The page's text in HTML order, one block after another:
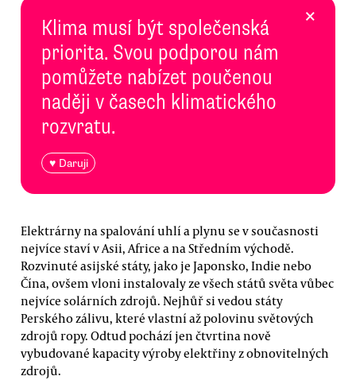
Klima musí být společenská
priorita. Svou podporou nám
pomůžete nabízet poučenou
naději v časech klimatického
rozvratu.
♥ Daruji
×
Elektrárny na spalování uhlí a plynu se v současnosti
nejvíce staví v Asii, Africe a na Středním východě.
Rozvinuté asijské státy, jako je Japonsko, Indie nebo
Čína, ovšem vloni instalovaly ze všech států světa vůbec
nejvíce solárních zdrojů. Nejhůř si vedou státy
Perského zálivu, které vlastní až polovinu světových
zdrojů ropy. Odtud pochází jen čtvrtina nově
vybudované kapacity výroby elektřiny z obnovitelných
zdrojů.